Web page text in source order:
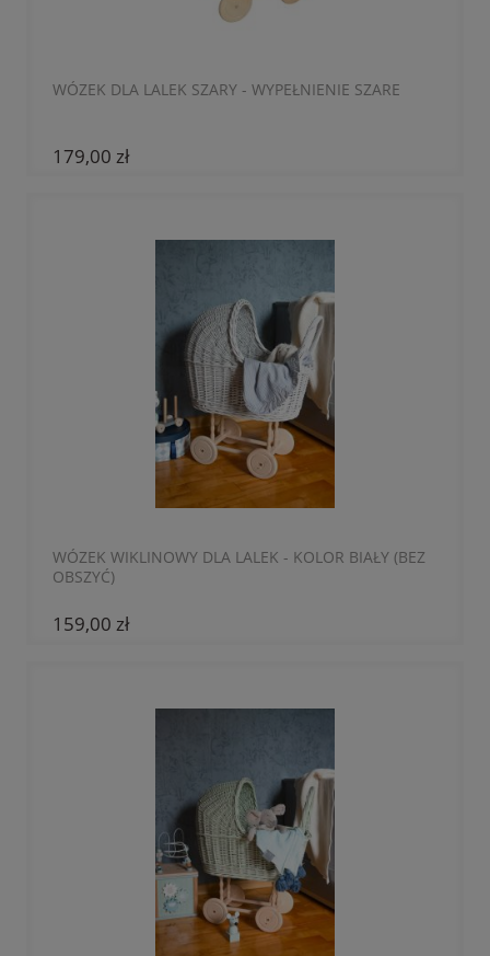
WÓZEK DLA LALEK SZARY - WYPEŁNIENIE SZARE
179,00 zł
WÓZEK WIKLINOWY DLA LALEK - KOLOR BIAŁY (BEZ
OBSZYĆ)
159,00 zł